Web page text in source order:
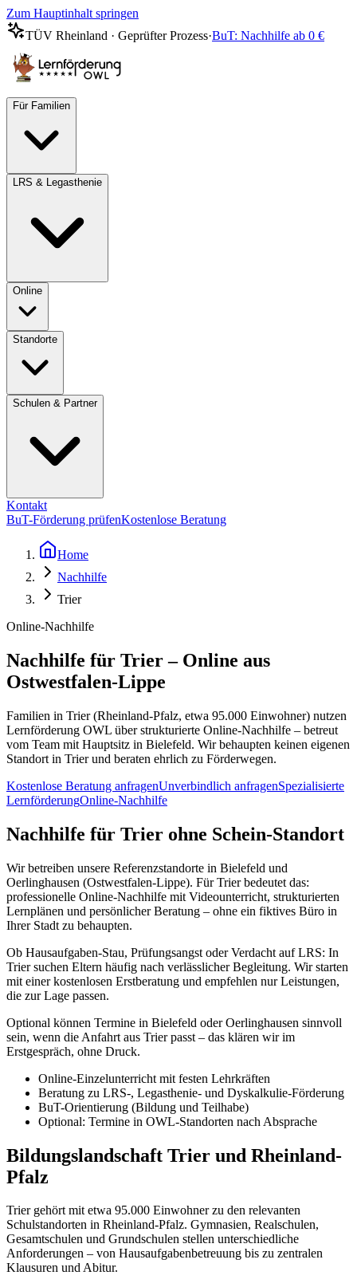
Zum Hauptinhalt springen
TÜV Rheinland · Geprüfter Prozess·BuT: Nachhilfe ab 0 €
Für Familien
LRS & Legasthenie
Online
Standorte
Schulen & Partner
Kontakt
BuT-Förderung prüfenKostenlose Beratung
Home
Nachhilfe
Trier
Online-Nachhilfe
Nachhilfe für Trier – Online aus
Ostwestfalen-Lippe
Familien in Trier (Rheinland-Pfalz, etwa 95.000 Einwohner) nutzen
Lernförderung OWL über strukturierte Online-Nachhilfe – betreut
vom Team mit Hauptsitz in Bielefeld. Wir behaupten keinen eigenen
Standort in Trier und beraten ehrlich zu Förderwegen.
Kostenlose Beratung anfragenUnverbindlich anfragenSpezialisierte
LernförderungOnline-Nachhilfe
Nachhilfe für Trier ohne Schein-Standort
Wir betreiben unsere Referenzstandorte in Bielefeld und
Oerlinghausen (Ostwestfalen-Lippe). Für Trier bedeutet das:
professionelle Online-Nachhilfe mit Videounterricht, strukturierten
Lernplänen und persönlicher Beratung – ohne ein fiktives Büro in
Ihrer Stadt zu behaupten.
Ob Hausaufgaben-Stau, Prüfungsangst oder Verdacht auf LRS: In
Trier suchen Eltern häufig nach verlässlicher Begleitung. Wir starten
mit einer kostenlosen Erstberatung und empfehlen nur Leistungen,
die zur Lage passen.
Optional können Termine in Bielefeld oder Oerlinghausen sinnvoll
sein, wenn die Anfahrt aus Trier passt – das klären wir im
Erstgespräch, ohne Druck.
Online-Einzelunterricht mit festen Lehrkräften
Beratung zu LRS-, Legasthenie- und Dyskalkulie-Förderung
BuT-Orientierung (Bildung und Teilhabe)
Optional: Termine in OWL-Standorten nach Absprache
Bildungslandschaft Trier und Rheinland-
Pfalz
Trier gehört mit etwa 95.000 Einwohner zu den relevanten
Schulstandorten in Rheinland-Pfalz. Gymnasien, Realschulen,
Gesamtschulen und Grundschulen stellen unterschiedliche
Anforderungen – von Hausaufgabenbetreuung bis zu zentralen
Klausuren und Abitur.